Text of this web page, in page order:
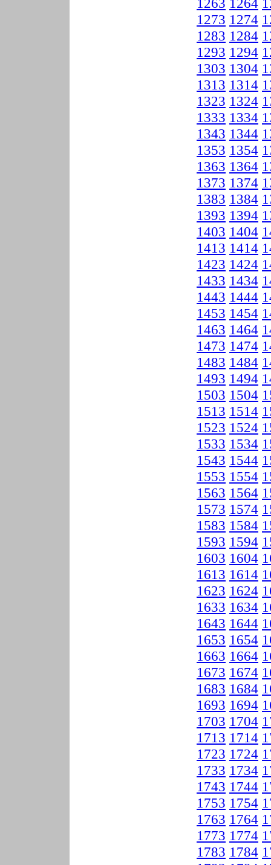
1273 1274
1283 1284
1293 1294
1303 1304
1313 1314
1323 1324
1333 1334
1343 1344
1353 1354
1363 1364
1373 1374
1383 1384
1393 1394
1403 1404
1413 1414
1423 1424
1433 1434
1443 1444
1453 1454
1463 1464
1473 1474
1483 1484
1493 1494
1503 1504
1513 1514
1523 1524
1533 1534
1543 1544
1553 1554
1563 1564
1573 1574
1583 1584
1593 1594
1603 1604
1613 1614
1623 1624
1633 1634
1643 1644
1653 1654
1663 1664
1673 1674
1683 1684
1693 1694
1703 1704
1713 1714
1723 1724
1733 1734
1743 1744
1753 1754
1763 1764
1773 1774
1783 1784